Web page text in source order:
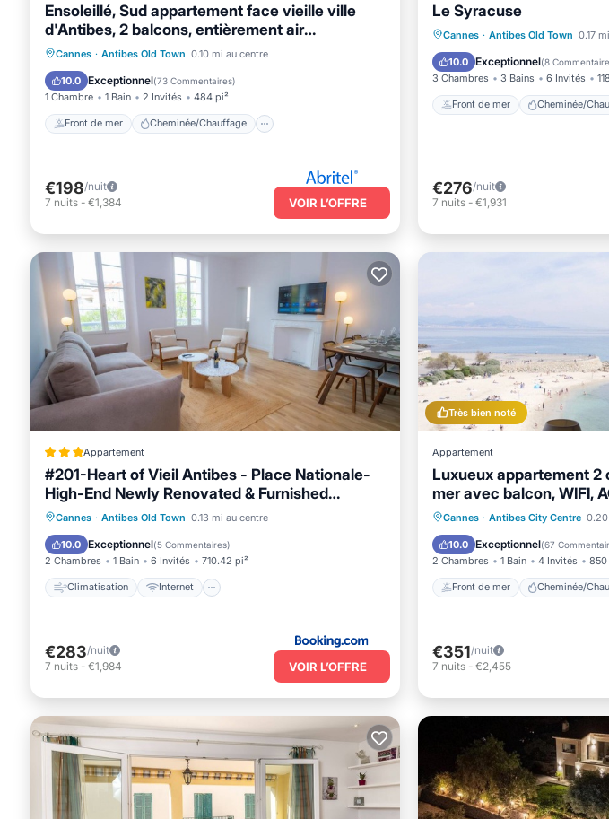
Ensoleillé, Sud appartement face vieille ville
d'Antibes, 2 balcons, entièrement air
conditionné
Cannes · Antibes Old Town 0.10 mi au centre
10.0 Exceptionnel(73 Commentaires)
1 Chambre 1 Bain 2 Invités 484 pi²
Front de mer Cheminée/Chauffage
Front de mer
Cheminée/Chauffage
Vue sur l’océan
Balcon/Terrasse
€198/nuit
7 nuits - €1,384 VOIR L’OFFRE
Le Syracuse
Cannes · Antibes Old Town 0.17
10.0 Exceptionnel(8
3 Chambres 3 Bains 6 Invités
Front de mer Cheminée/
Front de mer
Vue sur l’océan
€276/nuit
7 nuits - €1,931
Appartement
#201-Heart of Vieil Antibes - Place Nationale-
High-End Newly Renovated & Furnished
Appartment
Cannes · Antibes Old Town 0.13 mi au centre
10.0 Exceptionnel(5 Commentaires)
2 Chambres 1 Bain 6 Invités 710.42 pi²
Climatisation Internet
Climatisation
Internet
Adapté aux enfants
€283/nuit
7 nuits - €1,984 VOIR L’OFFRE
Très bien noté
Appartement
Luxueux appartement 2
mer avec balcon, WIFI,
Cannes · Antibes City Centre
10.0 Exceptionnel(67
2 Chambres 1 Bain 4 Invités 850
Front de mer Cheminée/
Front de mer
Vue sur l’océan
€351/nuit
7 nuits - €2,455